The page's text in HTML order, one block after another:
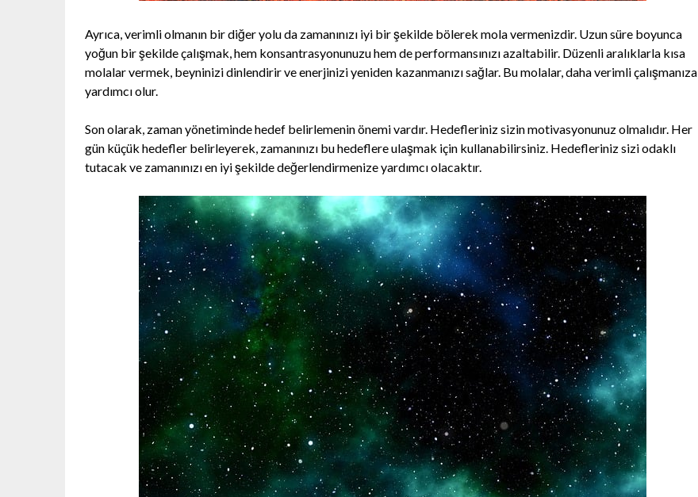
Ayrıca, verimli olmanın bir diğer yolu da zamanınızı iyi bir şekilde bölerek mola vermenizdir. Uzun süre boyunca
yoğun bir şekilde çalışmak, hem konsantrasyonunuzu hem de performansınızı azaltabilir. Düzenli aralıklarla kısa
molalar vermek, beyninizi dinlendirir ve enerjinizi yeniden kazanmanızı sağlar. Bu molalar, daha verimli çalışmanıza
yardımcı olur.
Son olarak, zaman yönetiminde hedef belirlemenin önemi vardır. Hedefleriniz sizin motivasyonunuz olmalıdır. Her
gün küçük hedefler belirleyerek, zamanınızı bu hedeflere ulaşmak için kullanabilirsiniz. Hedefleriniz sizi odaklı
tutacak ve zamanınızı en iyi şekilde değerlendirmenize yardımcı olacaktır.